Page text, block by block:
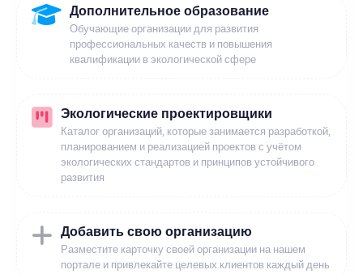
Дополнительное образование
Обучающие организации для развития
профессиональных качеств и повышения
квалификации в экологической сфере
Экологические проектировщики
Каталог организаций, которые занимается разработкой,
планированием и реализацией проектов с учётом
экологических стандартов и принципов устойчивого
развития
Добавить свою организацию
Разместите карточку своей организации на нашем
портале и привлекайте целевых клиентов каждый день